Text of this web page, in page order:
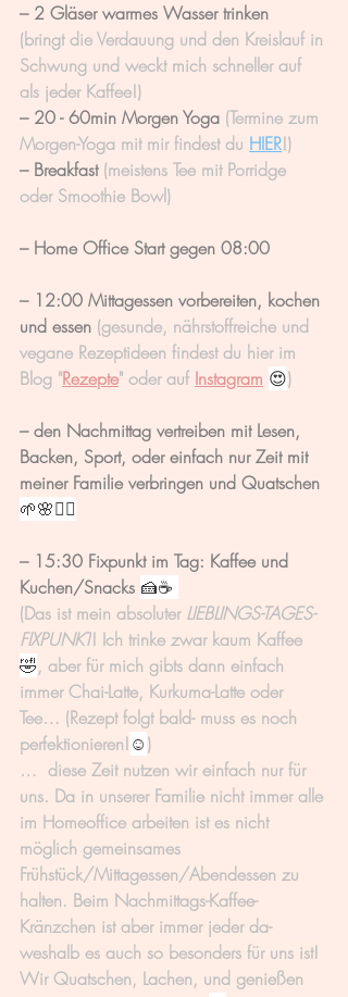
– 2 Gläser warmes Wasser trinken
(bringt die Verdauung und den Kreislauf in
Schwung und weckt mich schneller auf
als jeder Kaffee!)
– 20 - 60min Morgen Yoga (Termine zum
Morgen-Yoga mit mir findest du HIER!)
– Breakfast (meistens Tee mit Porridge
oder Smoothie Bowl)
– Home Office Start gegen 08:00
– 12:00 Mittagessen vorbereiten, kochen
und essen (gesunde, nährstoffreiche und
vegane Rezeptideen findest du hier im
Blog "Rezepte" oder auf Instagram 😍)
– den Nachmittag vertreiben mit Lesen,
Backen, Sport, oder einfach nur Zeit mit
meiner Familie verbringen und Quatschen
🌱🌸🏃‍♀️
– 15:30 Fixpunkt im Tag: Kaffee und
Kuchen/Snacks 🍰☕️
(Das ist mein absoluter LIEBLINGS-TAGES-
FIXPUNKT! Ich trinke zwar kaum Kaffee
🤣, aber für mich gibts dann einfach
immer Chai-Latte, Kurkuma-Latte oder
Tee… (Rezept folgt bald- muss es noch
perfektionieren!☺️)
…  diese Zeit nutzen wir einfach nur für
uns. Da in unserer Familie nicht immer alle
im Homeoffice arbeiten ist es nicht
möglich gemeinsames
Frühstück/Mittagessen/Abendessen zu
halten. Beim Nachmittags-Kaffee-
Kränzchen ist aber immer jeder da-
weshalb es auch so besonders für uns ist!
Wir Quatschen, Lachen, und genießen